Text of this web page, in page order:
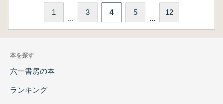
1
...
3 4 5
...
12
本を探す
六一書房の本
ランキング